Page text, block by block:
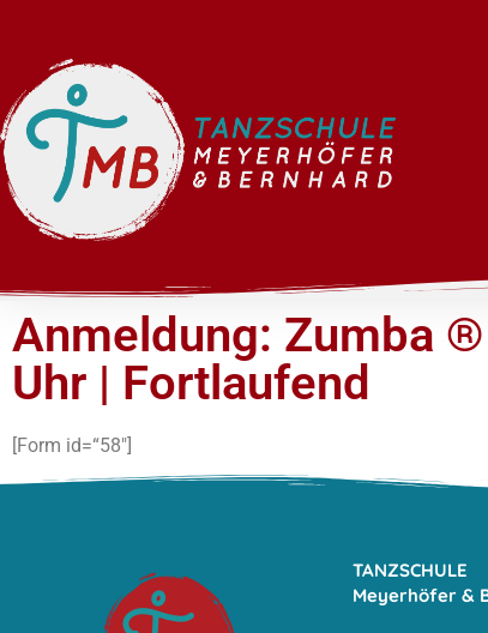
Anmeldung: Zumba
Uhr | Fortlaufend
[Form id=“58″]
TANZSCHULE
Meyerhöfer &